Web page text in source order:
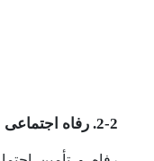
2-2. رفاه اجتماعی